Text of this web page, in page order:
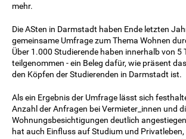
mehr.
Die ASten in Darmstadt haben Ende letzten
gemeinsame Umfrage zum Thema Wohnen
Über 1.000 Studierende haben innerhalb von 5
teilgenommen - ein Beleg dafür, wie präsent
den Köpfen der Studierenden in Darmstadt ist.
Als ein Ergebnis der Umfrage lässt sich
Anzahl der Anfragen bei Vermieter_innen und
Wohnungsbesichtigungen deutlich
hat auch Einfluss auf Studium und Privatleben,